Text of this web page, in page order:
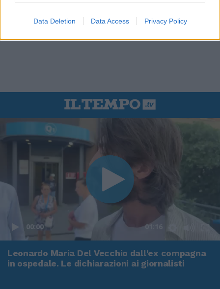
Data Deletion Data Access Privacy Policy
00:00 01:16
Leonardo Maria Del Vecchio dall'ex compagna
in ospedale. Le dichiarazioni ai giornalisti